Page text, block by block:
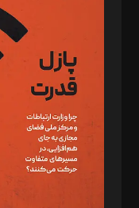
د‌بیر تحریریه آنلاین: بابک
تحریریه‌: مجتبی محمود‌ی،
مصطفی مسجدی آرانی،
رستمی،مصطفی باستان
ویرایش: نگار استاد‌‌آقا
طراح یونیفرم: مجید توکلی
فیلمبرداری و عکاسی:
گرافیک و صفحه‌آرایی:
مد‌یر توسعه تجاری: کامبیز